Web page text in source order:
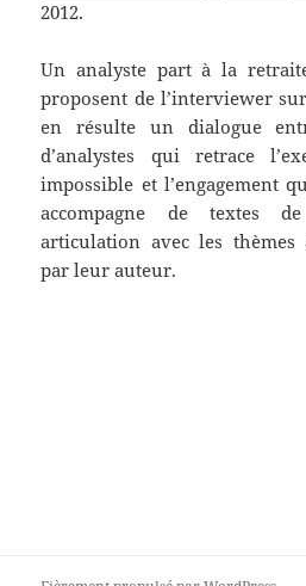
2012.
Un analyste part à la
proposent de l’interviewer
en résulte un dialogue
d’analystes qui retrace
impossible et l’engagement
accompagne de textes
articulation avec les thèmes
par leur auteur.